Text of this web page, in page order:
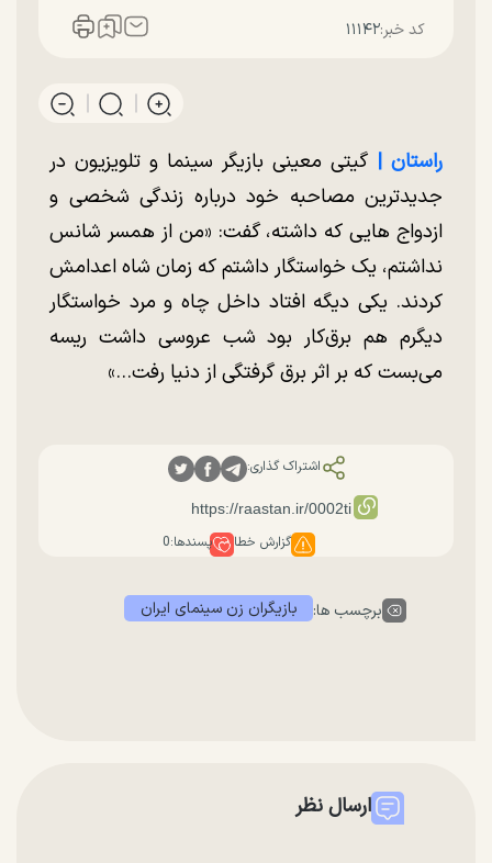
کد خبر:۱۱۱۴۲
راستان | گیتی معینی بازیگر سینما و تلویزیون در
جدیدترین مصاحبه خود درباره زندگی شخصی و
ازدواج هایی که داشته، گفت: «من از همسر شانس
نداشتم، یک خواستگار داشتم که زمان شاه اعدامش
کردند. یکی دیگه افتاد داخل چاه و مرد خواستگار
دیگرم هم برق‌کار بود شب عروسی داشت ریسه
می‌بست که بر اثر برق گرفتگی از دنیا رفت...»
اشتراک گذاری:
گزارش خطا پسندها:0
برچسب ها: بازیگران زن سینمای ایران
ارسال نظر